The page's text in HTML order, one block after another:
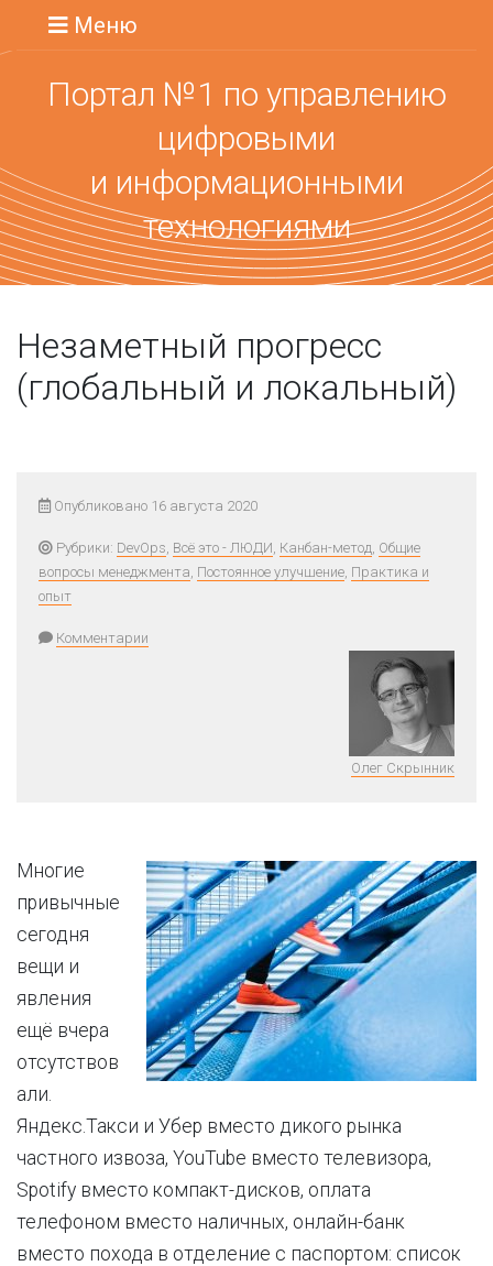
Меню
Портал №1 по управлению
цифровыми
и информационными
технологиями
Незаметный прогресс
(глобальный и локальный)
Опубликовано 16 августа 2020
Рубрики: DevOps, Всё это - ЛЮДИ, Канбан-метод, Общие
вопросы менеджмента, Постоянное улучшение, Практика и
опыт
Комментарии
Олег Скрынник
Многие
привычные
сегодня
вещи и
явления
ещё вчера
отсутствов
али.
Яндекс.Такси и Убер вместо дикого рынка
частного извоза, YouTube вместо телевизора,
Spotify вместо компакт-дисков, оплата
телефоном вместо наличных, онлайн-банк
вместо похода в отделение с паспортом: список